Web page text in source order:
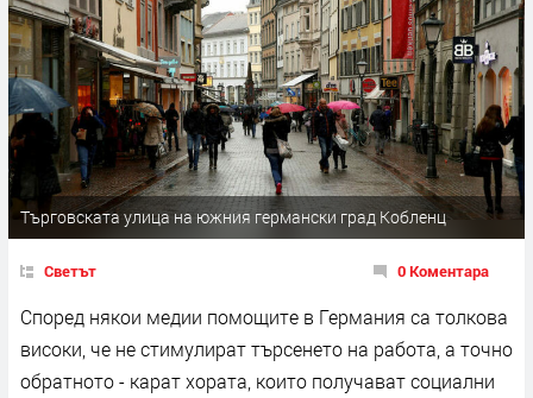
Търговската улица на южния германски град Кобленц
Светът 0 Коментара
Според някои медии помощите в Германия са толкова
високи, че не стимулират търсенето на работа, а точно
обратното - карат хората, които получават социални